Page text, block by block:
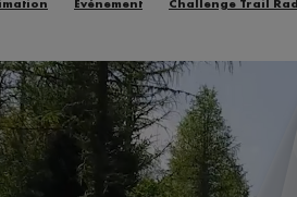
Événement Challenge Trail